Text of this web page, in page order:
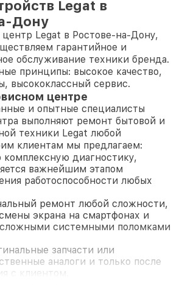
Legat в
Дону
Legat в Ростове-на-Дону,
гарантийное и
обслуживание техники бренда.
принципы: высокое качество,
высококлассный сервис.
центре
и опытные специалисты
выполняют ремонт бытовой и
техники Legat любой
клиентам мы предлагаем:
комплексную диагностику,
важнейшим этапом
работоспособности любых
ремонт любой сложности,
экрана на смартфонах и
сложными системными поломками
запчасти или
аналоги и только после
с клиентом.